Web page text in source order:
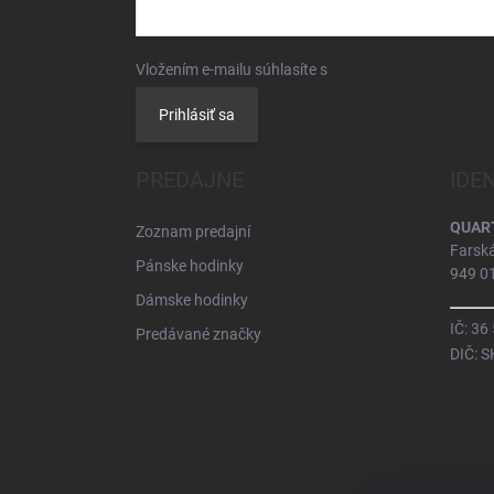
Vložením e-mailu súhlasíte s
Prihlásiť sa
Zoznam predajní
Pánske hodinky
Dámske hodinky
Predávané značky
949
IČ: 36
DIČ: